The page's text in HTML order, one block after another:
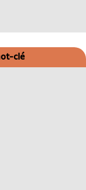
clé